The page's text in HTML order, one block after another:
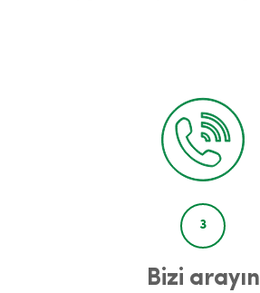
3
Bizi arayın